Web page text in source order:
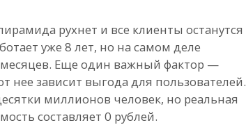
рухнет и все клиенты останутся
уже 8 лет, но на самом деле
месяцев. Еще один важный фактор —
нее зависит выгода для пользователей.
миллионов человек, но реальная
составляет 0 рублей.